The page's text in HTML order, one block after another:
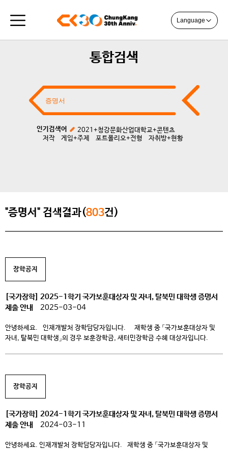
Language
통합검색
인기검색어
2021+청강문화산업대학교+콘텐츠
저작
게임+주제 포트폴리오+전형 자취방+현황
"증명서" 검색결과(803건)
장학공지
[국가장학] 2025-1학기 국가보훈대상자 및 자녀, 탈북민 대학생 증명서
제출 안내
2025-03-04
안녕하세요. 인재개발처 장학담당자입니다. 재학생 중 「국가보훈대상자 및
자녀, 탈북민 대학생」의 경우 보훈장학금, 새터민장학금 수혜 대상자입니다.
장학공지
[국가장학] 2024-1학기 국가보훈대상자 및 자녀, 탈북민 대학생 증명서
제출 안내
2024-03-11
안녕하세요. 인재개발처 장학담당자입니다. 재학생 중 「국가보훈대상자 및